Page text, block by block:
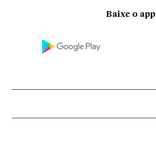
Baixe o app